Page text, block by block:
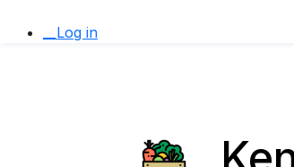
__Log in